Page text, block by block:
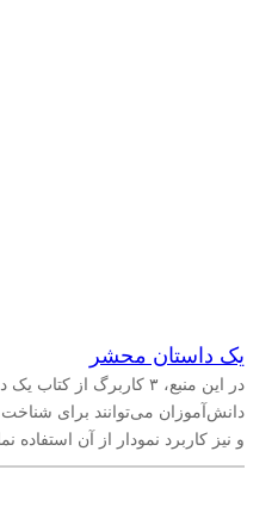
یک داستان محشر
در این منبع، ۳ کاربرگ
دانش‌آموزان می‌توانند برای
و نیز کاربرد نمودار از آن استفاده